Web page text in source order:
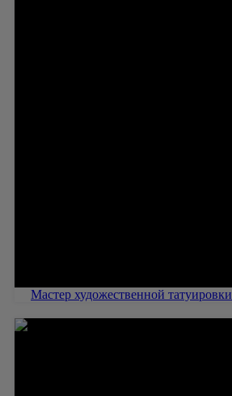
Мастер художественной татуировки